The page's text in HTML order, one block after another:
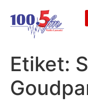
Etiket: